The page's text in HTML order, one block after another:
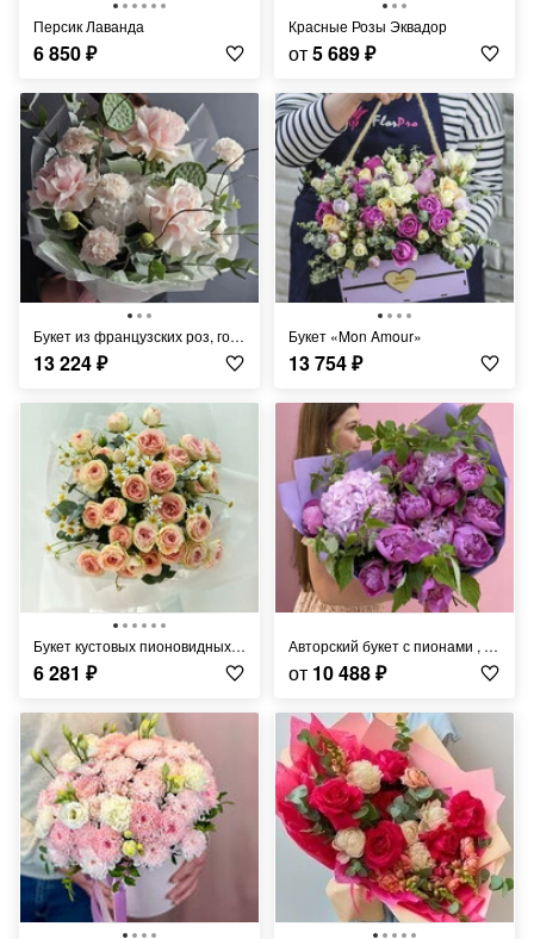
Персик Лаванда
6 850₽
Красные Розы Эквадор
от5 689₽
Букет из французских роз, гортензии и лотосов "Бархатный шик"
13 224₽
Букет «Mon Amour»
13 754₽
Букет кустовых пионовидных роз и ромашек
6 281 ₽
Авторский букет с пионами , гортензией и малиной
от 10 488₽